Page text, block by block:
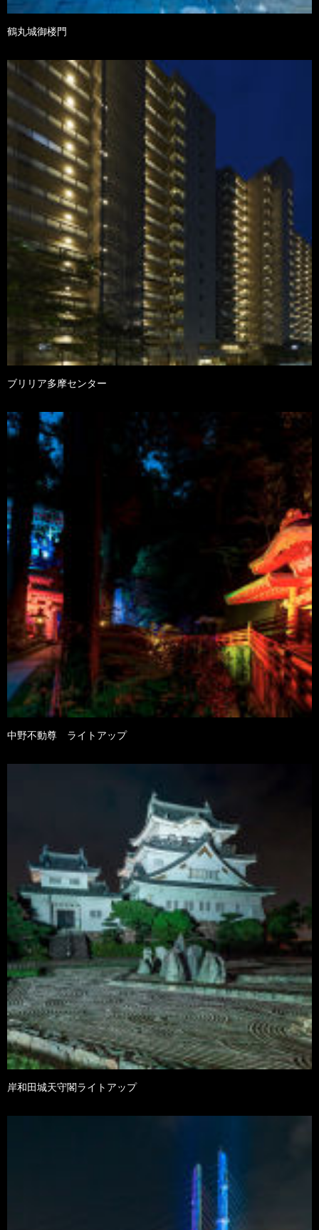
鶴丸城御楼門
ブリリア多摩センター
中野不動尊 ライトアップ
岸和田城天守閣ライトアップ